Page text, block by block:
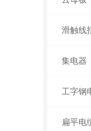
滑触线
集电器
工字钢
扁平电